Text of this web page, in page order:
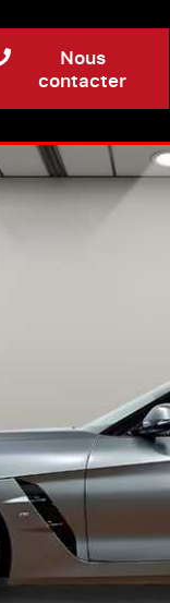
Nous
contacter